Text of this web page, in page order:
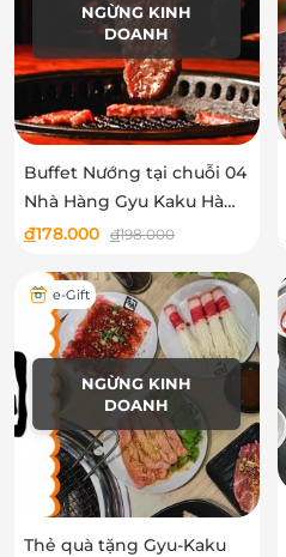
NGỪNG KINH
DOANH
Buffet Nướng tại chuỗi 04
Nhà Hàng Gyu Kaku Hà
Nội - Menu Mới - không
đ178.000 đ198.000
NGỪNG KINH
DOANH
e-Gift
Thẻ quà tặng Gyu-Kaku